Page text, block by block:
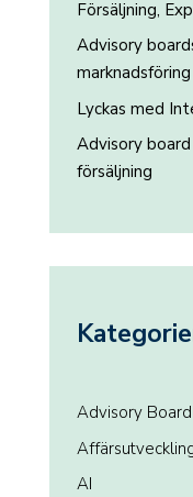
Försäljning,
Advisory
marknadsföring
Lyckas med
Advisory
försäljning
Advisory Board
AI